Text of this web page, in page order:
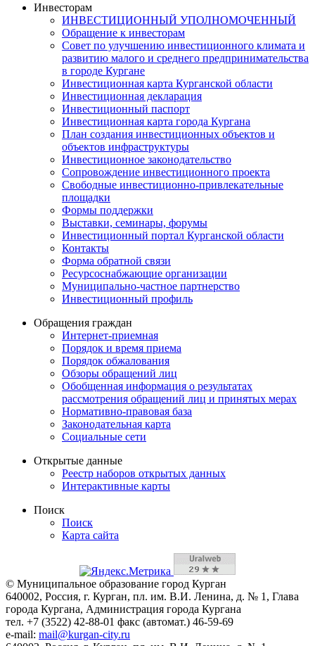
Инвесторам
ИНВЕСТИЦИОННЫЙ УПОЛНОМОЧЕННЫЙ
Обращение к инвесторам
Совет по улучшению инвестиционного климата и
развитию малого и среднего предпринимательства
в городе Кургане
Инвестиционная карта Курганской области
Инвестиционная декларация
Инвестиционный паспорт
Инвестиционная карта города Кургана
План создания инвестиционных объектов и
объектов инфраструктуры
Инвестиционное законодательство
Сопровождение инвестиционного проекта
Свободные инвестиционно-привлекательные
площадки
Формы поддержки
Выставки, семинары, форумы
Инвестиционный портал Курганской области
Контакты
Форма обратной связи
Ресурсоснабжающие организации
Муниципально-частное партнерство
Инвестиционный профиль
Обращения граждан
Интернет-приемная
Порядок и время приема
Порядок обжалования
Обзоры обращений лиц
Обобщенная информация о результатах
рассмотрения обращений лиц и принятых мерах
Нормативно-правовая база
Законодательная карта
Социальные сети
Открытые данные
Реестр наборов открытых данных
Интерактивные карты
Поиск
Поиск
Карта сайта
© Муниципальное образование город Курган
640002, Россия, г. Курган, пл. им. В.И. Ленина, д. № 1, Глава
города Кургана, Администрация города Кургана
тел. +7 (3522) 42-88-01 факс (автомат.) 46-59-69
e-mail: mail@kurgan-city.ru